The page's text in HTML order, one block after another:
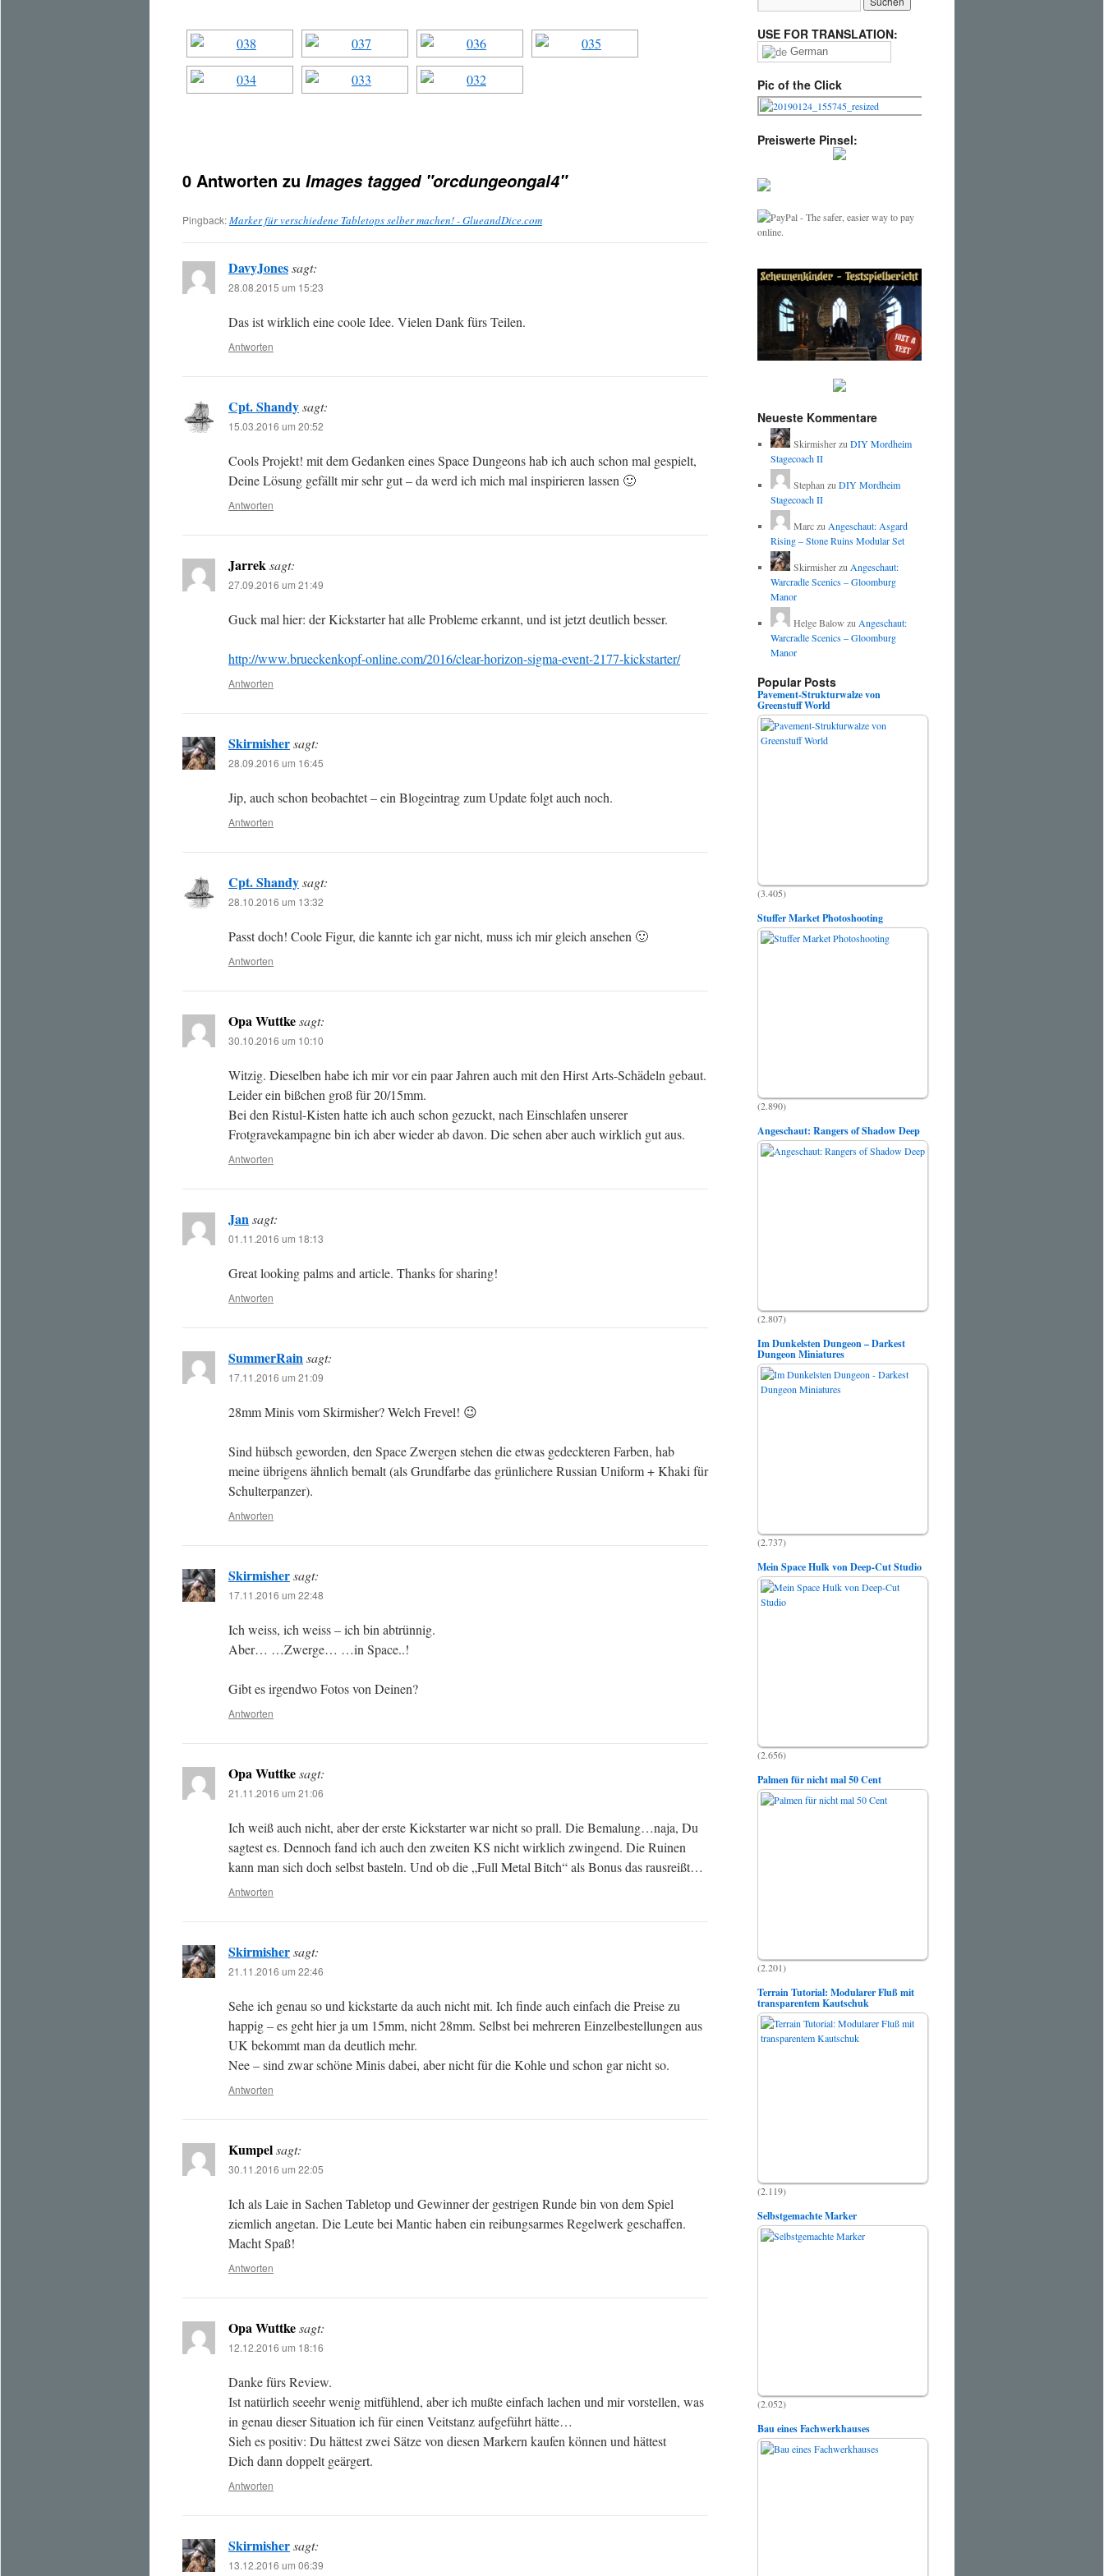
0 Antworten zu Images tagged "orcdungeongal4"
Pingback:Marker für verschiedene Tabletops selber machen! - GlueandDice.com
DavyJonessagt:
28.08.2015 um 15:23
Das ist wirklich eine coole Idee. Vielen Dank fürs Teilen.
Antworten
Cpt. Shandysagt:
15.03.2016 um 20:52
Cools Projekt! mit dem Gedanken eines Space Dungeons hab ich auch schon mal gespielt,
Deine Lösung gefällt mir sehr gut – da werd ich mich mal inspirieren lassen 🙂
Antworten
Jarreksagt:
27.09.2016 um 21:49
Guck mal hier: der Kickstarter hat alle Probleme erkannt, und ist jetzt deutlich besser.
http://www.brueckenkopf-online.com/2016/clear-horizon-sigma-event-2177-kickstarter/
Antworten
Skirmishersagt:
28.09.2016 um 16:45
Jip, auch schon beobachtet – ein Blogeintrag zum Update folgt auch noch.
Antworten
Cpt. Shandysagt:
28.10.2016 um 13:32
Passt doch! Coole Figur, die kannte ich gar nicht, muss ich mir gleich ansehen 🙂
Antworten
Opa Wuttkesagt:
30.10.2016 um 10:10
Witzig. Dieselben habe ich mir vor ein paar Jahren auch mit den Hirst Arts-Schädeln gebaut.
Leider ein bißchen groß für 20/15mm.
Bei den Ristul-Kisten hatte ich auch schon gezuckt, nach Einschlafen unserer
Frotgravekampagne bin ich aber wieder ab davon. Die sehen aber auch wirklich gut aus.
Antworten
Jansagt:
01.11.2016 um 18:13
Great looking palms and article. Thanks for sharing!
Antworten
SummerRainsagt:
17.11.2016 um 21:09
28mm Minis vom Skirmisher? Welch Frevel! 😉
Sind hübsch geworden, den Space Zwergen stehen die etwas gedeckteren Farben, hab
meine übrigens ähnlich bemalt (als Grundfarbe das grünlichere Russian Uniform + Khaki für
Schulterpanzer).
Antworten
Skirmishersagt:
17.11.2016 um 22:48
Ich weiss, ich weiss – ich bin abtrünnig.
Aber… …Zwerge… …in Space..!
Gibt es irgendwo Fotos von Deinen?
Antworten
Opa Wuttkesagt:
21.11.2016 um 21:06
Ich weiß auch nicht, aber der erste Kickstarter war nicht so prall. Die Bemalung…naja, Du
sagtest es. Dennoch fand ich auch den zweiten KS nicht wirklich zwingend. Die Ruinen
kann man sich doch selbst basteln. Und ob die „Full Metal Bitch“ als Bonus das rausreißt…
Antworten
Skirmishersagt:
21.11.2016 um 22:46
Sehe ich genau so und kickstarte da auch nicht mit. Ich finde auch einfach die Preise zu
happig – es geht hier ja um 15mm, nicht 28mm. Selbst bei mehreren Einzelbestellungen aus
UK bekommt man da deutlich mehr.
Nee – sind zwar schöne Minis dabei, aber nicht für die Kohle und schon gar nicht so.
Antworten
Kumpelsagt:
30.11.2016 um 22:05
Ich als Laie in Sachen Tabletop und Gewinner der gestrigen Runde bin von dem Spiel
ziemlich angetan. Die Leute bei Mantic haben ein reibungsarmes Regelwerk geschaffen.
Macht Spaß!
Antworten
Opa Wuttkesagt:
12.12.2016 um 18:16
Danke fürs Review.
Ist natürlich seeehr wenig mitfühlend, aber ich mußte einfach lachen und mir vorstellen, was
in genau dieser Situation ich für einen Veitstanz aufgeführt hätte…
Sieh es positiv: Du hättest zwei Sätze von diesen Markern kaufen können und hättest
Dich dann doppelt geärgert.
Antworten
Skirmishersagt:
13.12.2016 um 06:39
USE FOR TRANSLATION:
German
Pic of the Click
Preiswerte Pinsel:
Neueste Kommentare
SkirmisherzuDIY Mordheim
Stagecoach II
StephanzuDIY Mordheim
Stagecoach II
MarczuAngeschaut: Asgard
Rising – Stone Ruins Modular Set
SkirmisherzuAngeschaut:
Warcradle Scenics – Gloomburg
Manor
Helge Balow zuAngeschaut:
Warcradle Scenics – Gloomburg
Manor
Popular Posts
Pavement-Strukturwalze von
Greenstuff World
(3.405)
Stuffer Market Photoshooting
(2.890)
Angeschaut: Rangers of Shadow Deep
(2.807)
Im Dunkelsten Dungeon – Darkest
Dungeon Miniatures
(2.737)
Mein Space Hulk von Deep-Cut Studio
(2.656)
Palmen für nicht mal 50 Cent
(2.201)
Terrain Tutorial: Modularer Fluß mit
transparentem Kautschuk
(2.119)
Selbstgemachte Marker
(2.052)
Bau eines Fachwerkhauses